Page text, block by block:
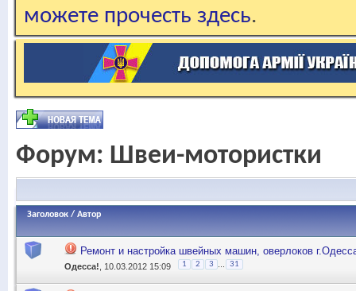
можете прочесть здесь.
Форум: Швеи-мотористки
Заголовок / Автор
Ремонт и настройка швейных машин, оверлоков
Одесса! , 10.03.2012 15:09 1 2 3 31